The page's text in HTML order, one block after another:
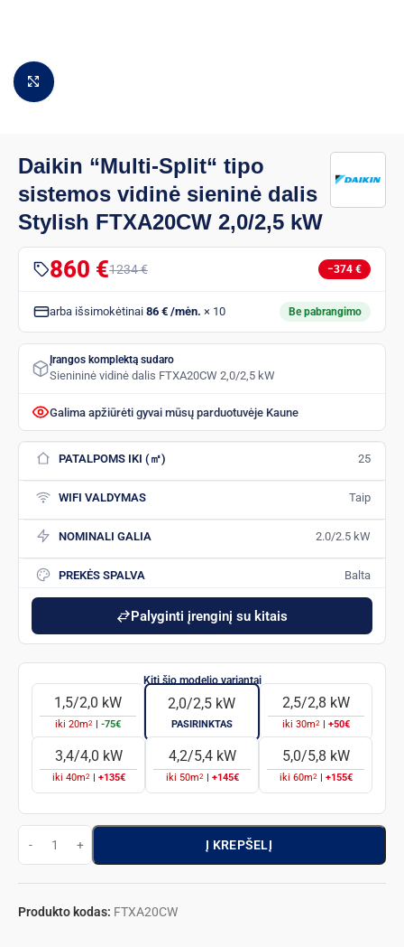
Padidinti vaizdą
Daikin “Multi-Split“ tipo
sistemos vidinė sieninė dalis
Stylish FTXA20CW 2,0/2,5 kW
860 €1234 € −374 €
arba išsimokėtinai 86 € /mėn. × 10 Be pabrangimo
Įrangos komplektą sudaro
Sienininė vidinė dalis FTXA20CW 2,0/2,5 kW
Galima apžiūrėti gyvai mūsų parduotuvėje Kaune
PATALPOMS IKI (㎡) 25
WIFI VALDYMAS Taip
NOMINALI GALIA 2.0/2.5 kW
PREKĖS SPALVA Balta
Palyginti įrenginį su kitais
1,5/2,0 kW
iki20m2 -75€
2,0/2,5 kW
PASIRINKTAS
2,5/2,8 kW
iki 30m2 +50€
3,4/4,0 kW
iki 40m2 +135€
4,2/5,4 kW
iki 50m2 +145€
5,0/5,8 kW
iki 60m2 +155€
Į KREPŠELĮ
Produkto kodas: FTXA20CW